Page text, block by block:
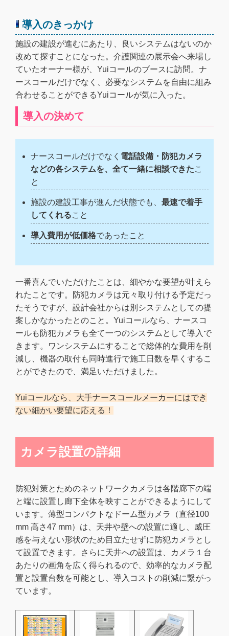
導入のきっかけ
施設の建設が進むにあたり、良いシステムはないのか
改めて探すことになった。介護関連の展示会へ来場し
ていたオーナー様が、Yuiコールのブースに訪問。ナ
ースコールだけでなく、必要なシステムを自由に組み
合わせることができるYuiコールが気に入った。
導入の決めて
ナースコールだけでなく 電話設備・防犯カメラ
などの各システムを、全て一緒に相談できたこ
と
施設の建設工事が進んだ状態でも、 最速で着手
してくれること
導入費用が低価格であったこと
一番喜んでいただけたことは、細やかな要望が叶えら
れたことです。防犯カメラは元々取り付ける予定だっ
たそうですが、設計会社からは別システムとしての提
案しかなかったとのこと。Yuiコールなら、ナースコ
ールも防犯カメラも全て一つのシステムとして導入で
きます。ワンシステムにすることで総体的な費用を削
減し、機器の取付も同時進行で施工日数を早くするこ
とができたので、満足いただけました。
Yuiコールなら、大手ナースコールメーカーにはでき
ない細かい要望に応える！
カメラ設置の詳細
防犯対策とためのネットワークカメラは各階廊下の端
と端に設置し廊下全体を映すことができるようにして
います。薄型コンパクトなドーム型カメラ（直径100
mm 高さ47 mm）は、天井や壁への設置に適し、威圧
感を与えない形状のため目立たせずに防犯カメラとし
て設置できます。さらに天井への設置は、カメラ１台
あたりの画角を広く得られるので、効率的なカメラ配
置と設置台数を可能とし、導入コストの削減に繋がっ
ています。